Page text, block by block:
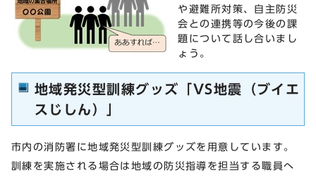
や避難所対策、自主防災
会との連携等の今後の課
題について話し合いまし
ょう。
地域発災型訓練グッズ「VS地震（ブイエ
スじしん）」
市内の消防署に地域発災型訓練グッズを用意しています。
訓練を実施される場合は地域の防災指導を担当する職員へ